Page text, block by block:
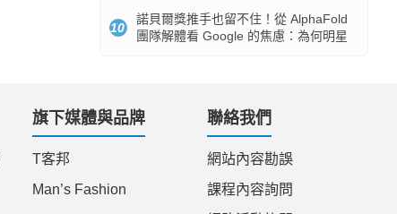
10
諾貝爾獎推手也留不住！從 AlphaFold
團隊解體看 Google 的焦慮：為何明星
旗下媒體與品牌
T客邦
Man’s Fashion
聯絡我們
網站內容勘誤
課程內容詢問